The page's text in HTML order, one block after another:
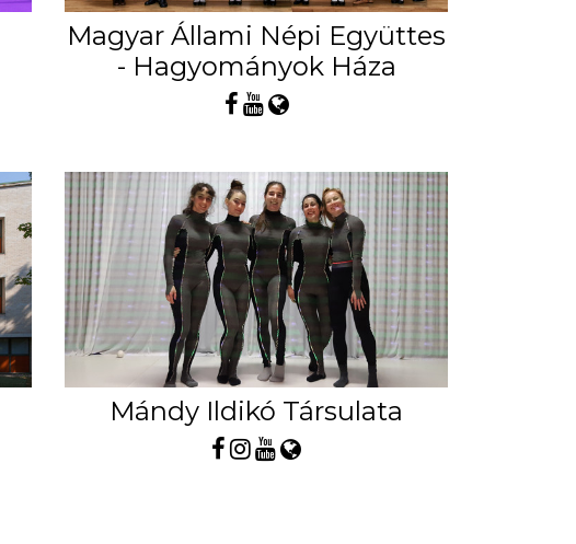
Magyar Állami Népi Együttes
- Hagyományok Háza
Mándy Ildikó Társulata